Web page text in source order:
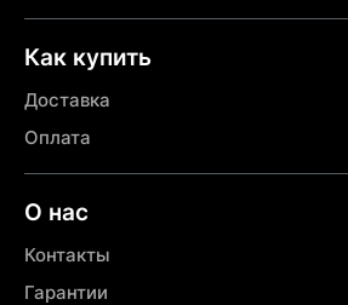
Как купить
Доставка
Оплата
О нас
Контакты
Гарантии